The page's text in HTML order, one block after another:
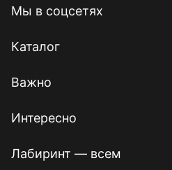
Мы в соцсетях
Каталог
Важно
Интересно
Лабиринт — всем